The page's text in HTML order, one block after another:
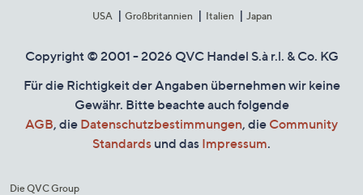
USA
Großbritannien Italien Japan
Copyright © 2001 - 2026 QVC Handel S.à r.l. & Co. KG
Für die Richtigkeit der Angaben übernehmen wir keine
Gewähr. Bitte beachte auch folgende
AGB, die Datenschutzbestimmungen, die Community
Standards und das Impressum.
Die QVC Group